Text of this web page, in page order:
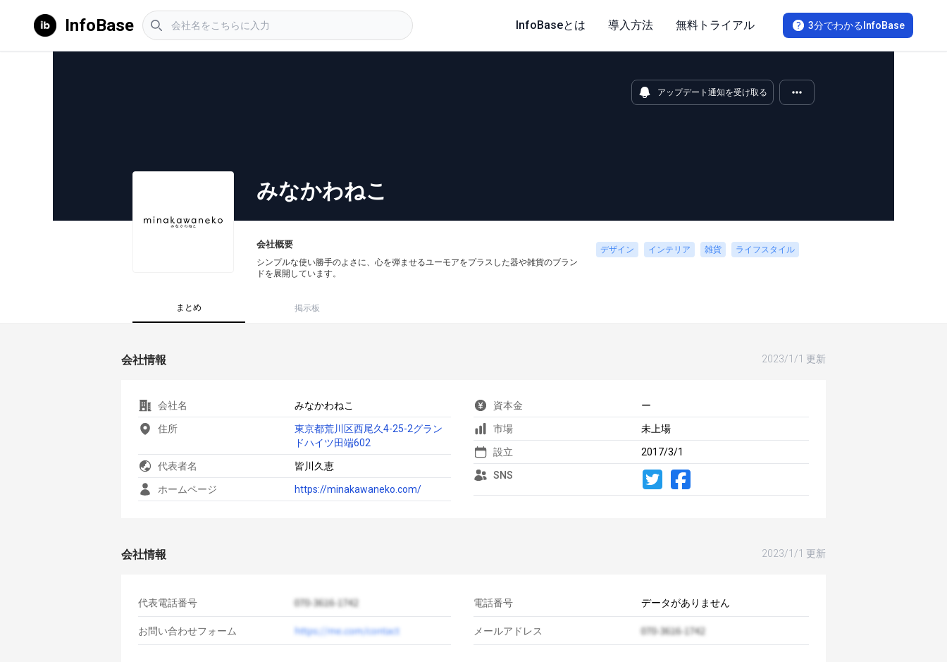
InfoBase 3分でわかるInfoBase
InfoBaseとは 導入方法 無料トライアル
アップデート通知を受け取る
みなかわねこ
会社概要
シンプルな使い勝手のよさに、心を弾ませるユーモアをプラスした器や雑貨のブラン
ドを展開しています。
デザイン インテリア 雑貨 ライフスタイル
まとめ 掲示板
会社情報 2023/1/1 更新
会社名 みなかわねこ
住所
東京都荒川区西尾久4-25-2グラン
ドハイツ田端602
代表者名 皆川久恵
ホームページ https://minakawaneko.com/
資本金 ー
市場 未上場
設立 2017/3/1
SNS
会社情報 2023/1/1 更新
代表電話番号
お問い合わせフォーム
電話番号 データがありません
メールアドレス